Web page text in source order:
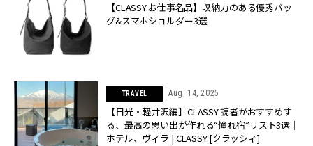
【CLASSY.お仕事名品】収納力のある優秀バッ
グ&スマホショルダー3選
TRAVEL Aug, 14, 2025
【日光・軽井沢編】CLASSY.読者がおすすめす
る、最高の思い出が作れる“憧れ宿”リスト3選｜
ホテル、ヴィラ | CLASSY.[クラッシィ]